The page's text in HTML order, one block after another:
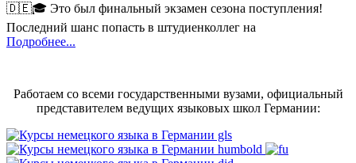
🇩🇪🎓 Это был финальный экзамен сезона поступления!
Последний шанс попасть в штудиенколлег на
Подробнее...
Работаем со всеми государственными вузами, официальный
представителем ведущих языковых школ Германии: